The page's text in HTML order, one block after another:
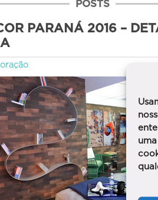
POSTS
PARANÁ 2016 –